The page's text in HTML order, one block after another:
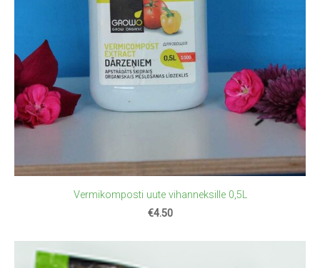
Vermikomposti uute vihanneksille 0,5L
€4.50